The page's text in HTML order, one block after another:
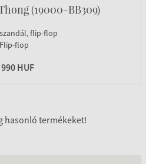
Grendha Ideal Thong (19000-BB309)
flip-flop
Flip-flop
HUF
hasonló termékeket!